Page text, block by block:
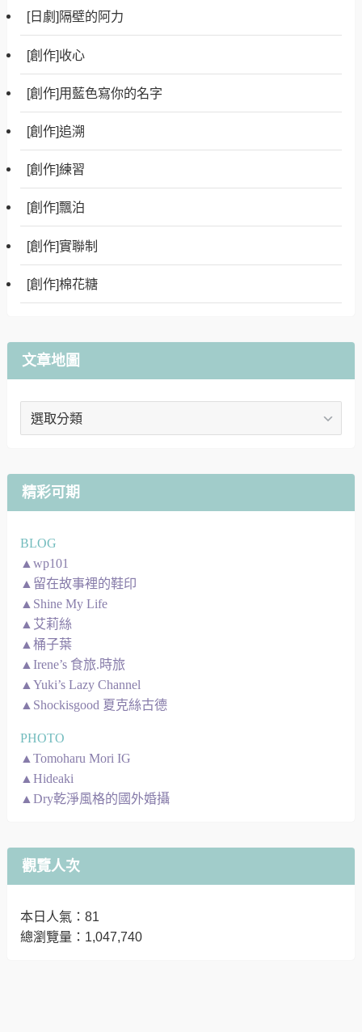
[日劇]隔壁的阿力
[創作]收心
[創作]用藍色寫你的名字
[創作]追溯
[創作]練習
[創作]飄泊
[創作]實聯制
[創作]棉花糖
文章地圖
文
圖
精彩可期
BLOG
▲wp101
▲留在故事裡的鞋印
▲Shine My Life
▲艾莉絲
▲桶子葉
▲Irene’s 食旅.時旅
▲Yuki’s Lazy Channel
▲Shockisgood 夏克絲古德
PHOTO
▲Tomoharu Mori IG
▲Hideaki
▲Dry乾淨風格的國外婚攝
觀覽人次
本日人氣：81
總瀏覽量：1,047,740